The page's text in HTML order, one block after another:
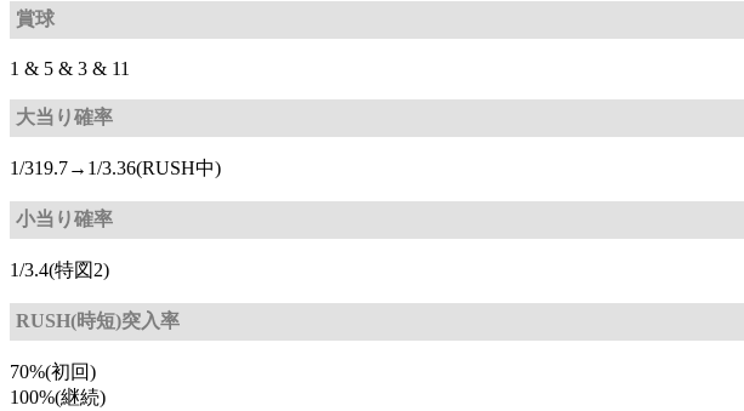
賞球
1 & 5 & 3 & 11
大当り確率
1/319.7→1/3.36(RUSH中)
小当り確率
1/3.4(特図2)
RUSH(時短)突入率
70%(初回)
100%(継続)